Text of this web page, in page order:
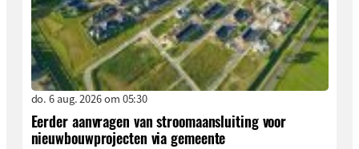
do. 6 aug. 2026 om 05:30
Eerder aanvragen van stroomaansluiting voor
nieuwbouwprojecten via gemeente